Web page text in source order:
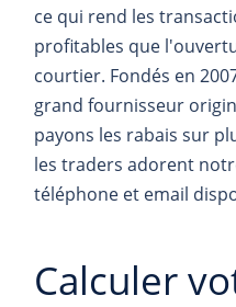
ce qui rend les
profitables que
courtier. Fondés en
grand fournisseur
payons les rabais sur
les traders adorent
téléphone et email
Calculer